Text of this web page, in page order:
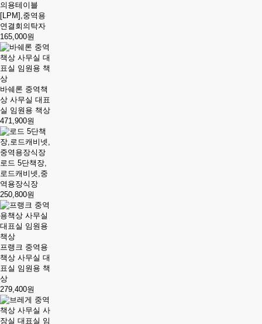
의용테이블
[LPM],중역용
연결회의탁자
165,000원
바쉐론 중역책
상 사무실 대표
실 임원용 책상
471,900원
로드 5단책장,
로드캐비넷,중
역용장식장
250,800원
프랭크 중역용
책상 사무실 대
표실 임원용 책
상
279,400원